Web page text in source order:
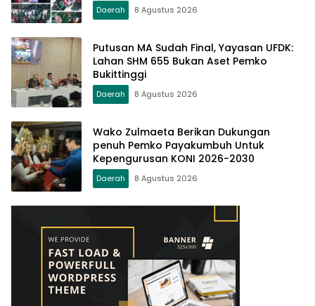
Daerah 8 Agustus 2026
Putusan MA Sudah Final, Yayasan UFDK:
Lahan SHM 655 Bukan Aset Pemko
Bukittinggi
Daerah 8 Agustus 2026
Wako Zulmaeta Berikan Dukungan
penuh Pemko Payakumbuh Untuk
Kepengurusan KONI 2026-2030
Daerah 8 Agustus 2026